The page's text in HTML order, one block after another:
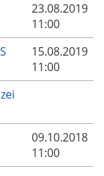
23.08.2019
11:00
15.08.2019
11:00
09.10.2018
11:00